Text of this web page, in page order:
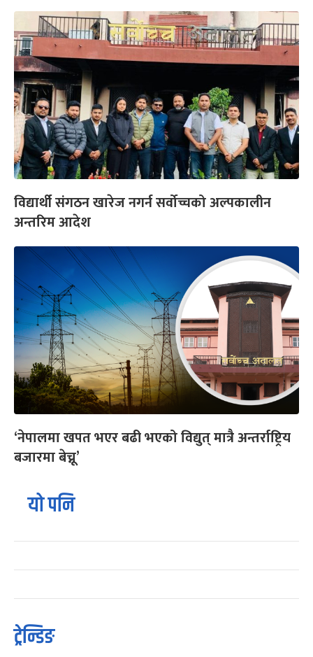
विद्यार्थी संगठन खारेज नगर्न सर्वोच्चको अल्पकालीन
अन्तरिम आदेश
‘नेपालमा खपत भएर बढी भएको विद्युत् मात्रै अन्तर्राष्ट्रिय
बजारमा बेच्नू’
यो पनि
ट्रेन्डिङ